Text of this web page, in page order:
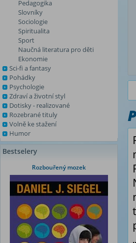
Pedagogika
Slovníky
Sociologie
Spiritualita
Sport
Naučná literatura pro děti
Ekonomie
Sci-fi a fantasy
Pohádky
Psychologie
Zdraví a životní styl
Dotisky - realizované
Rozebrané tituly
Volně ke stažení
Humor
Bestselery
Rozbouřený mozek